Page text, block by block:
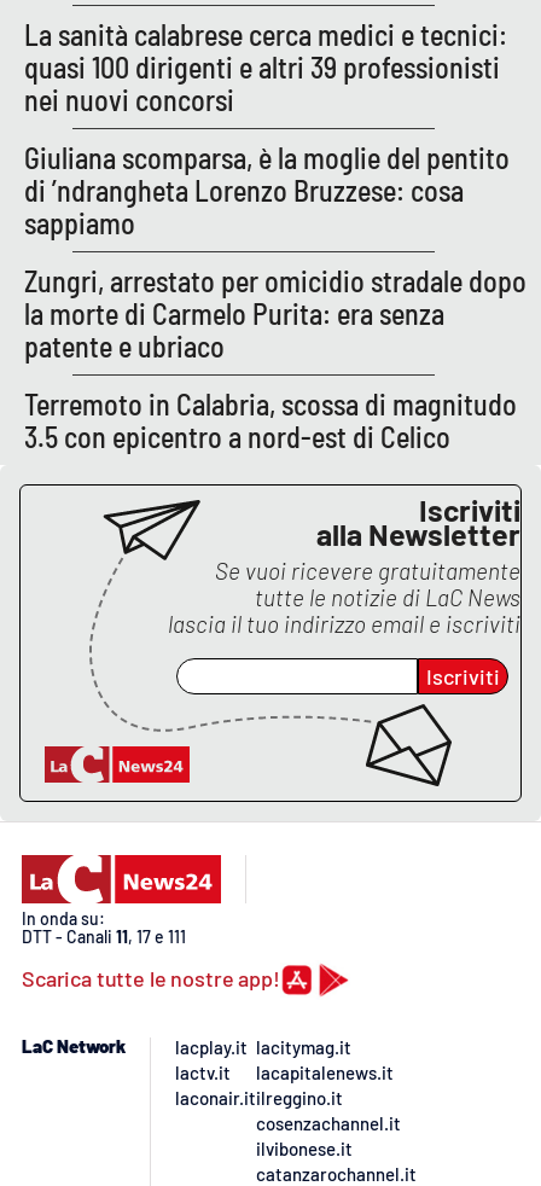
RUBRICHE
Good Morning Vietnam
Parchi Marini Calabria
Leggendo Alvaro insieme
Imprese Di Calabria
Le perfidie di Antonella Grippo
Venti di comunicazione
LaC TV
LaC Network
LaC OnAir
Catanzaro
Crotone
Vibo Valentia
Reggio Calabria
Cosenza
Lamezia Terme
La sanità calabrese cerca medici e tecnici:
quasi 100 dirigenti e altri 39 professionisti
nei nuovi concorsi
Giuliana scomparsa, è la moglie del pentito
di ’ndrangheta Lorenzo Bruzzese: cosa
sappiamo
Zungri, arrestato per omicidio stradale dopo
la morte di Carmelo Purita: era senza
patente e ubriaco
Terremoto in Calabria, scossa di magnitudo
3.5 con epicentro a nord-est di Celico
Iscriviti
alla Newsletter
Se vuoi ricevere gratuitamente
tutte le notizie di LaC News
lascia il tuo indirizzo email e iscriviti
Iscriviti
In onda su:
DTT - Canali 11, 17 e 111
Scarica tutte le nostre app!
LaC Network
lacplay.it
lactv.it
laconair.it
lacitymag.it
lacapitalenews.it
ilreggino.it
cosenzachannel.it
ilvibonese.it
catanzarochannel.it